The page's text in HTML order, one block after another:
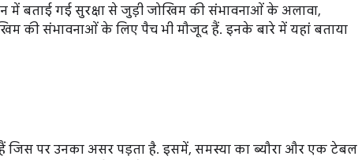
में बताई गई सुरक्षा से जुड़ी जोखिम की संभावनाओं के अलावा,
की संभावनाओं के लिए पैच भी मौजूद हैं. इनके बारे में यहां बताया
जिस पर उनका असर पड़ता है. इसमें, समस्या का ब्यौरा और एक टेबल